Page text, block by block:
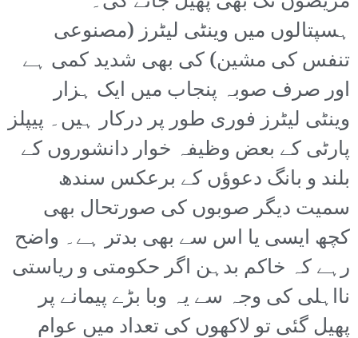
ہسپتالوں میں وینٹی لیٹرز (مصنوعی
تنفس کی مشین) کی بھی شدید کمی ہے
اور صرف صوبہ پنجاب میں ایک ہزار
وینٹی لیٹرز فوری طور پر درکار ہیں۔ پیپلز
پارٹی کے بعض وظیفہ خوار دانشوروں کے
بلند و بانگ دعوؤں کے برعکس سندھ
سمیت دیگر صوبوں کی صورتحال بھی
کچھ ایسی یا اس سے بھی بدتر ہے۔ واضح
رہے کہ خاکم بدہن اگر حکومتی و ریاستی
نااہلی کی وجہ سے یہ وبا بڑے پیمانے پر
پھیل گئی تو لاکھوں کی تعداد میں عوام